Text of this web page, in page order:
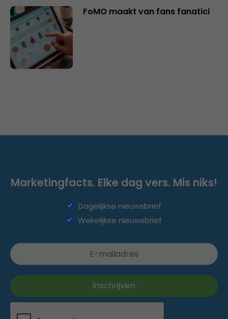
FoMO maakt van fans fanatici
Marketingfacts. Elke dag vers. Mis niks!
Dagelijkse nieuwsbrief
Wekelijkse nieuwsbrief